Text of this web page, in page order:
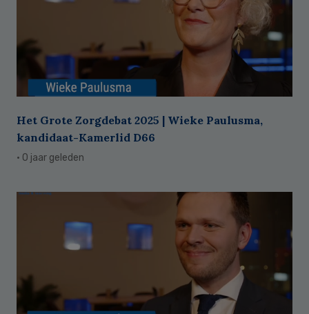
Het Grote Zorgdebat 2025 | Wieke Paulusma,
kandidaat-Kamerlid D66
· 0 jaar geleden